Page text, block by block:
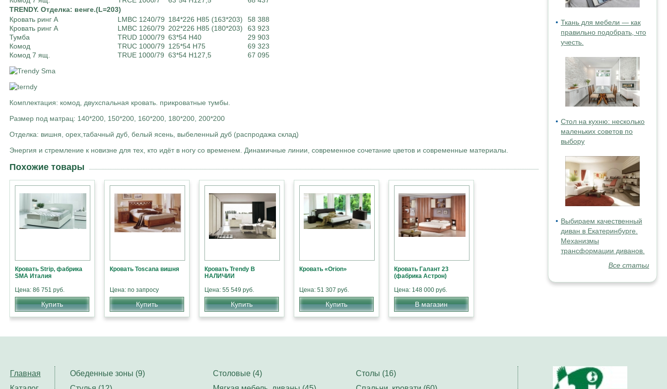
Ткань для мебели — как
правильно подобрать, что
учесть.
Стол на кухню: несколько
маленьких советов по
выбору
Выбираем качественный
диван в Екатеринбурге.
Механизмы
трансформации диванов.
Все статьи
TRENDY. Отделка: венге.(L=203)
Кровать ринг A
LMBC 1240/79 184*226 Н85 (163*203)
58 388
Кровать ринг A
LMBC 1260/79 202*226 Н85 (180*203)
63 923
Тумба
TRUD 1000/79 63*54 H40
29 903
Комод
TRUC 1000/79 125*54 H75
69 323
Комод 7 ящ.
TRUE 1000/79 63*54 H127,5 67 095
Комплектация: комод, двухспальная кровать. прикроватные тумбы.
Размер под матрац: 140*200, 150*200, 160*200, 180*200, 200*200
Отделка: вишня, орех,табачный дуб, белый ясень, выбеленный дуб (распродажа склад)
Энергия и стремление к новизне для тех, кто идёт в ногу со временем. Динамичные линии, современное сочетание цветов и современные материалы.
Похожие товары
Кровать Strip, фабрика
SMA Италия
Цена: 86 751 руб.
Купить
Кровать Toscana вишня
Цена: по запросу
Купить
Кровать Trendу В
НАЛИЧИИ
Цена: 55 549 руб.
Купить
Кровать «Orion»
Цена: 51 307 руб.
Купить
Кровать Галант 23
(фабрика Астрон)
Цена: 148 000 руб.
В магазин
Главная
Обеденные зоны (9) Столовые (4)
Столы (16)